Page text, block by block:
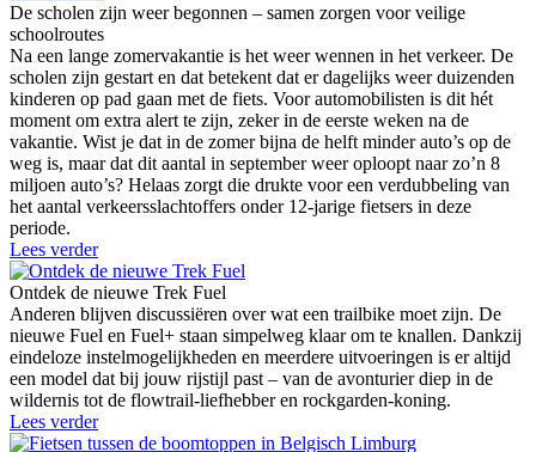
De scholen zijn weer begonnen – samen zorgen voor veilige
schoolroutes
Na een lange zomervakantie is het weer wennen in het verkeer. De
scholen zijn gestart en dat betekent dat er dagelijks weer duizenden
kinderen op pad gaan met de fiets. Voor automobilisten is dit hét
moment om extra alert te zijn, zeker in de eerste weken na de
vakantie. Wist je dat in de zomer bijna de helft minder auto’s op de
weg is, maar dat dit aantal in september weer oploopt naar zo’n 8
miljoen auto’s? Helaas zorgt die drukte voor een verdubbeling van
het aantal verkeersslachtoffers onder 12-jarige fietsers in deze
periode.
Lees verder
Ontdek de nieuwe Trek Fuel
Anderen blijven discussiëren over wat een trailbike moet zijn. De
nieuwe Fuel en Fuel+ staan simpelweg klaar om te knallen. Dankzij
eindeloze instelmogelijkheden en meerdere uitvoeringen is er altijd
een model dat bij jouw rijstijl past – van de avonturier diep in de
wildernis tot de flowtrail-liefhebber en rockgarden-koning.
Lees verder